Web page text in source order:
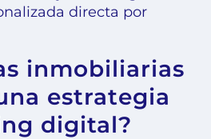
directa por
inmobiliarias
estrategia
digital?